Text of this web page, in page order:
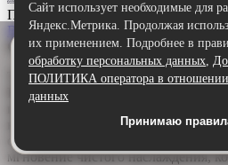
Прага
Выбрать
Описание:
Торт «Прага» — шоколадный
Воздушный бисквит, щедро
нежный сливочно-шоколадный
создавая идеальную гармонию.
мгновение чистого наслаждения,
Удобнее в приложении
Скачайте приложение —
чем через сайт.
Скачать в
Сайт использует необходимые для
Яндекс.Метрика. Продолжая
их применением. Подробнее в
обработку персональных данных,
ПОЛИТИКА оператора в отношении
данных
Принимаю